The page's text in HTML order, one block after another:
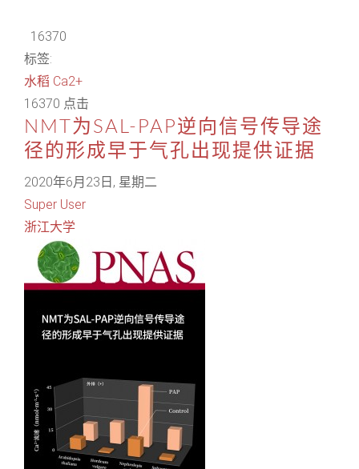
16370
标签:
水稻 Ca2+
16370 点击
NMT为SAL-PAP逆向信号传导途
径的形成早于气孔出现提供证据
2020年6月23日, 星期二
Super User
浙江大学